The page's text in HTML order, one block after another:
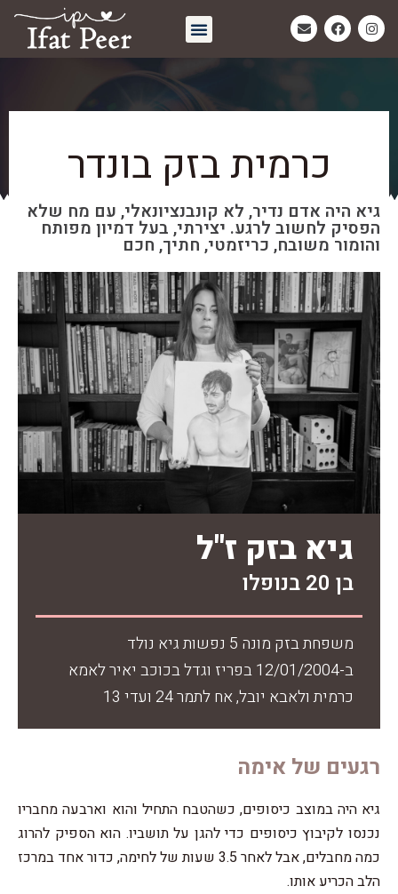
כרמית בזק בונדר
גיא היה אדם נדיר, לא קונבנציונאלי, עם מח שלא
הפסיק לחשוב לרגע. יצירתי, בעל דמיון מפותח
והומור משובח, כריזמטי, חתיך, חכם
גיא בזק ז"ל
בן 20 בנופלו
משפחת בזק מונה 5 נפשות גיא נולד
ב-12/01/2004 בפריז וגדל בכוכב יאיר לאמא
כרמית ולאבא יובל, אח לתמר 24 ועדי 13
רגעים של אימה
גיא היה במוצב כיסופים, כשהטבח התחיל והוא וארבעה מחבריו
נכנסו לקיבוץ כיסופים כדי להגן על תושביו. הוא הספיק להרוג
כמה מחבלים, אבל לאחר 3.5 שעות של לחימה, כדור אחד במרכז
הלב הכריע אותו.